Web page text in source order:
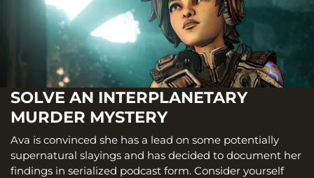
SOLVE AN INTERPLANETARY
MURDER MYSTERY
Ava is convinced she has a lead on some potentially
supernatural slayings and has decided to document her
findings in serialized podcast form. Consider yourself